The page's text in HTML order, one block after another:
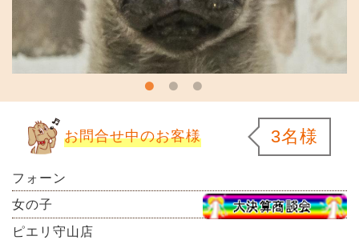
お問合せ中のお客様 3名様
フォーン
女の子
ピエリ守山店